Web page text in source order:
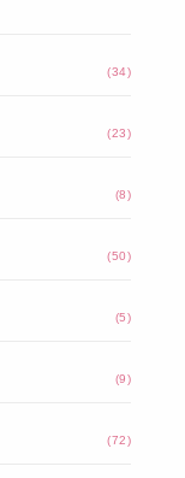
(34)
(23)
(8)
(50)
(5)
(9)
(72)